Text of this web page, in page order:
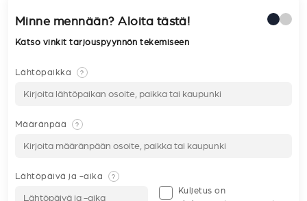
Minne mennään? Aloita tästä!
Katso vinkit tarjouspyynnön tekemiseen
Lähtöpaikka ?
Määränpää ?
Lähtöpäivä ja -aika ?
Kuljetus on